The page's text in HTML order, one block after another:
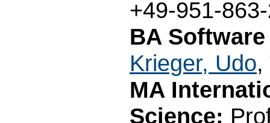
+49-951-
BA
Krieger, Udo,
MA
Science: